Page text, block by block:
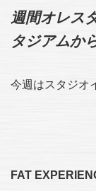
週間オレス
タジアムか
今週はスタジオ
FAT